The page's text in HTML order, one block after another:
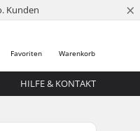
Kunden ×
Warenkorb
Favoriten
HILFE & KONTAKT